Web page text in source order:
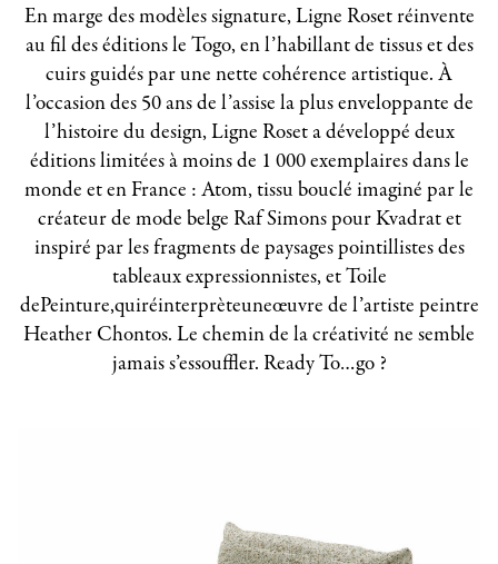
En marge des modèles signature, Ligne Roset réinvente
au fil des éditions le Togo, en l’habillant de tissus et des
cuirs guidés par une nette cohérence artistique. À
l’occasion des 50 ans de l’assise la plus enveloppante de
l’histoire du design, Ligne Roset a développé deux
éditions limitées à moins de 1 000 exemplaires dans le
monde et en France : Atom, tissu bouclé imaginé par le
créateur de mode belge Raf Simons pour Kvadrat et
inspiré par les fragments de paysages pointillistes des
tableaux expressionnistes, et Toile
dePeinture,quiréinterprèteuneœuvre de l’artiste peintre
Heather Chontos. Le chemin de la créativité ne semble
jamais s’essouffler. Ready To…go ?